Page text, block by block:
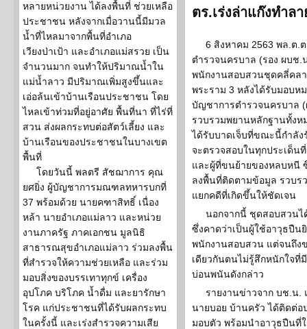
หลายหน่วยงาน ได้ลงพื้นที่ ช่วยเหลือ
ประชาชน หลังจากเมื่อวานนี้มีมวล
น้ำที่ไหลมาจากพื้นที่อำเภอ
เวียงป่าเป้า และอำเภอแม่สรวย เป็น
จำนวนมาก จนทำให้ปริมาณน้ำใน
แม่น้ำลาว มีปริมาณเพิ่มสูงขึ้นและ
เอ่อล้นเข้าบ้านเรือนประชาชน โดย
ไหลเข้าท่วมที่อยู่อาศัย พื้นที่นา ที่ไร่ที่
สวน ส่งผลกระทบต่อสัตว์เลี้ยง และ
บ้านเรือนของประชาชนในบางเขต
พื้นที่
โดยวันนี้ พลตรี สัชฌาการ คุณ
ยศยิ่ง ผู้บัญชาการมณฑลทหารบกที่
37 พร้อมด้วย นายคฑาสิทธิ์ เนื่อง
หล้า นายอำเภอแม่ลาว และหน่วย
งานภาครัฐ ภาคเอกชน มูลนิธิ
สาธารณสุขอำเภอแม่ลาว ร่วมลงพื้น
ที่สำรวจให้ความช่วยเหลือ และร่วม
มอบสิ่งของบรรเทาทุกข์ เครื่อง
อุปโภค บริโภค น้ำดื่ม และยารักษา
โรค แก่ประชาชนที่ได้รับผลกระทบ
ในครั้งนี้ และเร่งสำรวจความเสีย
ตร.เร่งล่าแก๊งทำล
6 สิงหาคม 2563 พล.ต.
ตำรวจนครบาล (รอง ผบช.
พนักงานสอบสวนชุดคลี่คลา
พระราม 3 หลังได้รับมอบห
บัญชาการตำรวจนครบาล
รวบรวมพยานหลักฐานทั้งห
ได้รับบาดเจ็บที่ขณะนี้กำลัง
จะตรวจสอบในทุกประเด็น
และผู้ที่ขนย้ายของหลบหนี
ลงพื้นที่ติดตามข้อมูล รวบร
แยกคดีที่เกิดขึ้นให้ชัดเจน
นอกจากนี้ ชุดสอบสวนไ
ซึ่งคาดว่าเป็นผู้ใช้อาวุธปืน
พนักงานสอบสวน แต่จนถึ
เดียวกันตนไม่รู้สึกหนักใจที่
บ่อนพนันดังกล่าว
รายงานข่าวจาก บช.น.
นายบอย บ้านครัว ได้ติดต่อ
มอบตัว พร้อมนำอาวุธปืนที่